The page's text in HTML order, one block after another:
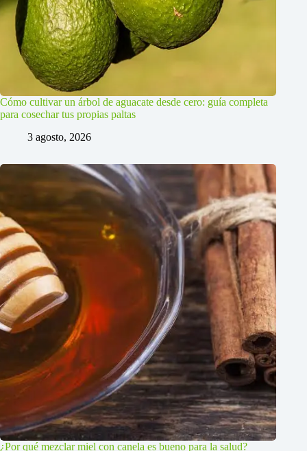
Cómo cultivar un árbol de aguacate desde cero: guía completa
para cosechar tus propias paltas
3 agosto, 2026
¿Por qué mezclar miel con canela es bueno para la salud?